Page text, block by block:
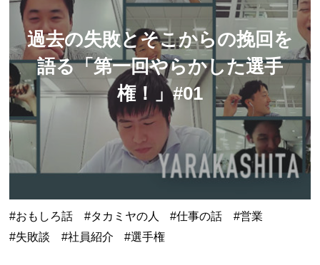
過去の失敗とそこからの挽回を
語る「第一回やらかした選手
権！」#01
おもしろ話 タカミヤの人 仕事の話
営業
失敗談
社員紹介 選手権